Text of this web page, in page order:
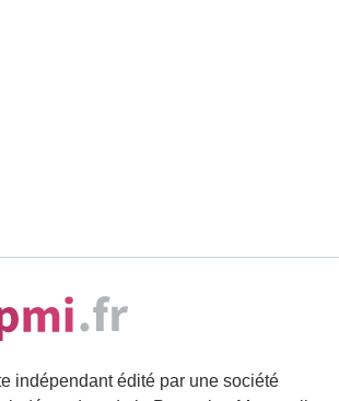
indépendant édité par une société